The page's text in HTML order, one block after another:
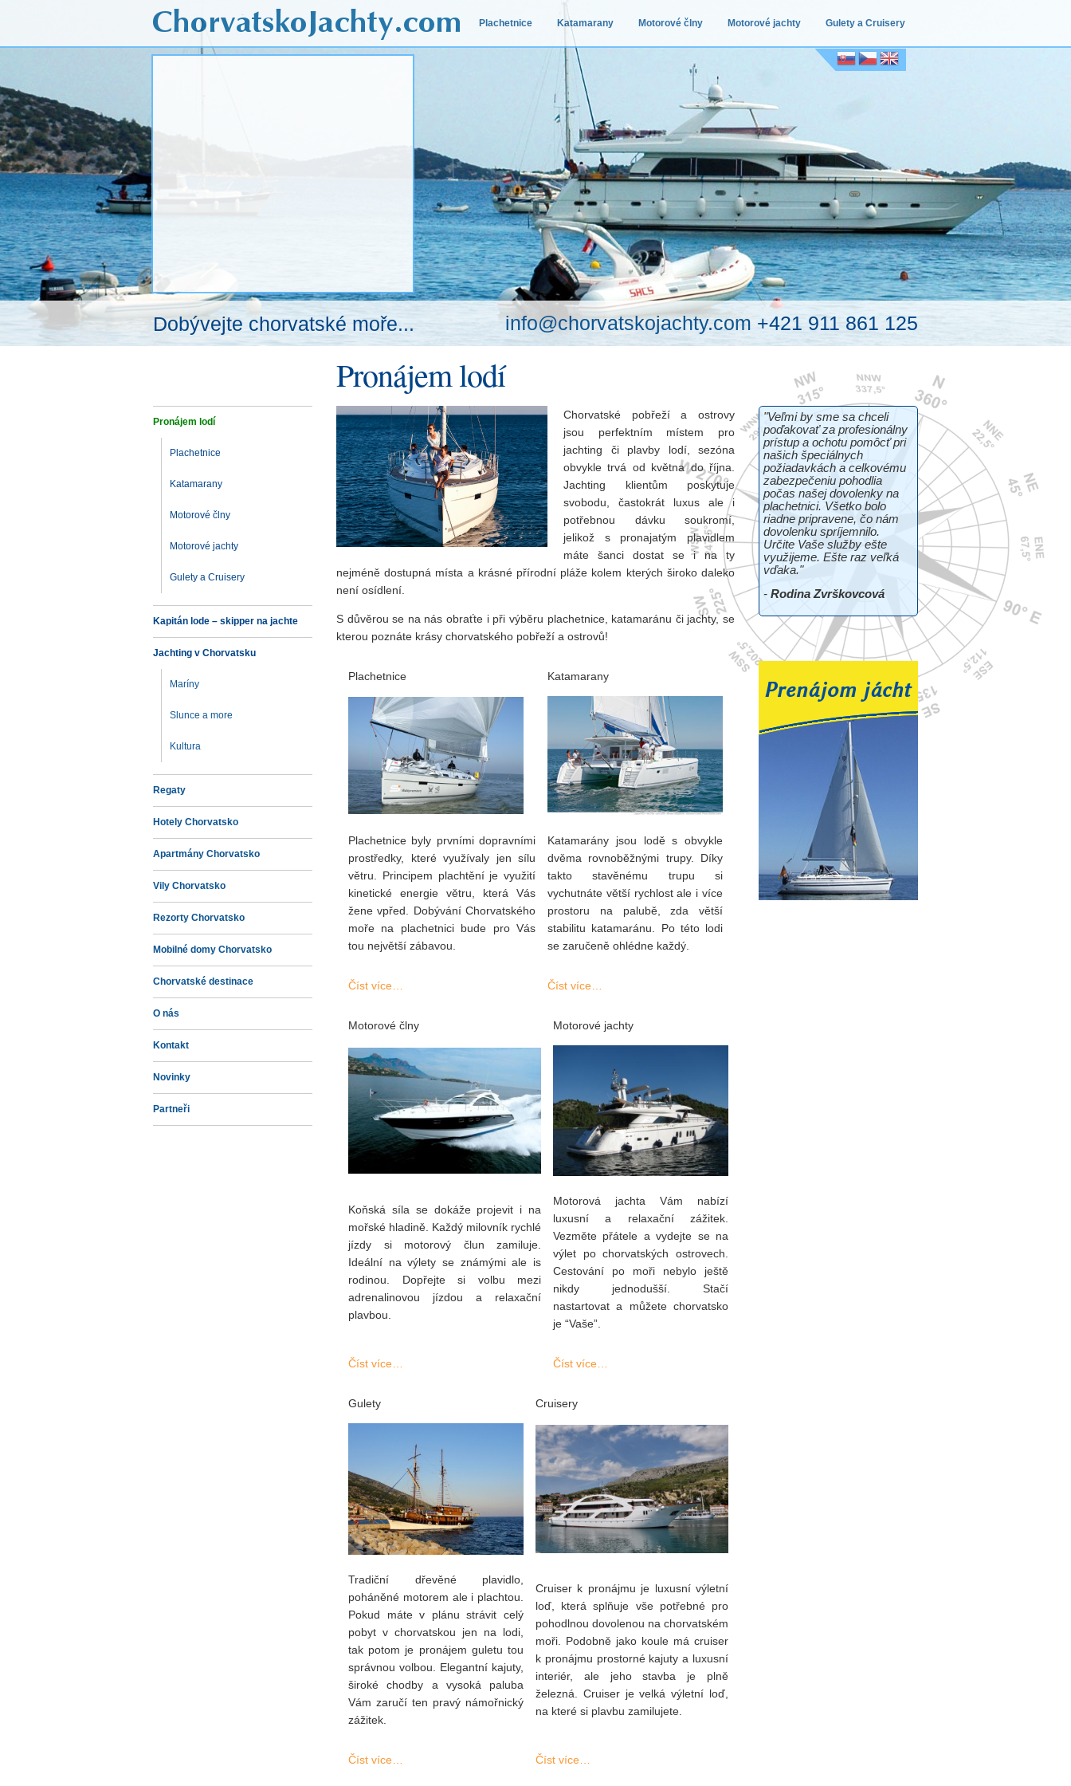
Gulety a Cruisery
Motorové jachty
Motorové člny
Katamarany
Plachetnice
Dobývejte chorvatské moře... info@chorvatskojachty.com +421 911 861 125
Pronájem lodí
Pronájem lodí
Plachetnice
Katamarany
Motorové člny
Motorové jachty
Gulety a Cruisery
Kapitán lode – skipper na jachte
Jachting v Chorvatsku
Maríny
Slunce a more
Kultura
Regaty
Hotely Chorvatsko
Apartmány Chorvatsko
Vily Chorvatsko
Rezorty Chorvatsko
Mobilné domy Chorvatsko
Chorvatské destinace
O nás
Kontakt
Novinky
Partneři
Chorvatské pobřeží a ostrovy
jsou perfektním místem pro
jachting či plavby lodí, sezóna
obvykle trvá od května do října.
Jachting klientům poskytuje
svobodu, častokrát luxus ale i
potřebnou dávku soukromí,
jelikož s pronajatým plavidlem
máte šanci dostat se i na ty
nejméně dostupná místa a krásné přírodní pláže kolem kterých široko daleko
není osídlení.
S důvěrou se na nás obraťte i při výběru plachetnice, katamaránu či jachty, se
kterou poznáte krásy chorvatského pobřeží a ostrovů!
Plachetnice Katamarany
Plachetnice byly prvními dopravními
prostředky, které využívaly jen sílu
větru. Principem plachtění je využití
kinetické energie větru, která Vás
žene vpřed. Dobývání Chorvatského
moře na plachetnici bude pro Vás
tou největší zábavou.
Katamarány jsou lodě s obvykle
dvěma rovnoběžnými trupy. Díky
takto stavěnému trupu si
vychutnáte větší rychlost ale i více
prostoru na palubě, zda větší
stabilitu katamaránu. Po této lodi
se zaručeně ohlédne každý.
Číst více… Číst více…
Motorové člny Motorové jachty
Koňská síla se dokáže projevit i na
mořské hladině. Každý milovník rychlé
jízdy si motorový člun zamiluje.
Ideální na výlety se známými ale is
rodinou. Dopřejte si volbu mezi
adrenalinovou jízdou a relaxační
plavbou.
Motorová jachta Vám nabízí
luxusní a relaxační zážitek.
Vezměte přátele a vydejte se na
výlet po chorvatských ostrovech.
Cestování po moři nebylo ještě
nikdy jednodušší. Stačí
nastartovat a můžete chorvatsko
je “Vaše”.
Číst více… Číst více…
Gulety Cruisery
Tradiční dřevěné plavidlo,
poháněné motorem ale i plachtou.
Pokud máte v plánu strávit celý
pobyt v chorvatskou jen na lodi,
tak potom je pronájem guletu tou
správnou volbou. Elegantní kajuty,
široké chodby a vysoká paluba
Vám zaručí ten pravý námořnický
zážitek.
Cruiser k pronájmu je luxusní výletní
loď, která splňuje vše potřebné pro
pohodlnou dovolenou na chorvatském
moři. Podobně jako koule má cruiser
k pronájmu prostorné kajuty a luxusní
interiér, ale jeho stavba je plně
železná. Cruiser je velká výletní loď,
na které si plavbu zamilujete.
Číst více… Číst více…
"Veľmi by sme sa chceli
poďakovať za profesionálny
prístup a ochotu pomôcť pri
našich špeciálnych
požiadavkách a celkovému
zabezpečeniu pohodlia
počas našej dovolenky na
plachetnici. Všetko bolo
riadne pripravene, čo nám
dovolenku spríjemnilo.
Určite Vaše služby ešte
využijeme. Ešte raz veľká
vďaka."
- Rodina Zvrškovcová